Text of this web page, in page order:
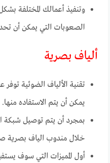
وتنفيذ أعمالك المختلفة
الصعوبات التي يمكن أن
ألياف بصرية
تقنية الألياف الضوئية توفر
يمكن أن يتم الاستفاده منها.
بمجرد أن يتم توصيل شبكة
خلال مندوب الياف بصرية
أول المميزات التي سوف